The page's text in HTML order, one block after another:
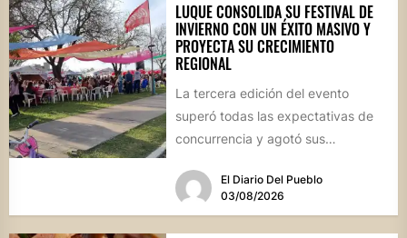
LUQUE CONSOLIDA SU FESTIVAL DE
INVIERNO CON UN ÉXITO MASIVO Y
PROYECTA SU CRECIMIENTO
REGIONAL
La tercera edición del evento
superó todas las expectativas de
concurrencia y agotó sus
marco, el...El Diario Del Pueblo
03/08/2026